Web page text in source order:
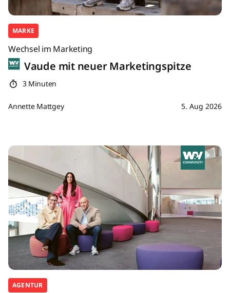
MARKE
Wechsel im Marketing
Vaude mit neuer Marketingspitze
3 Minuten
Annette Mattgey 5. Aug 2026
AGENTUR